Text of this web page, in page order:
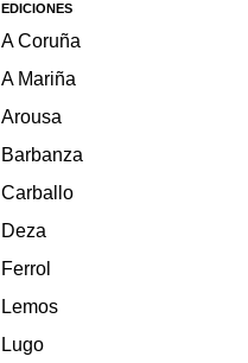
EDICIONES
A Coruña
A Mariña
Arousa
Barbanza
Carballo
Deza
Ferrol
Lemos
Lugo